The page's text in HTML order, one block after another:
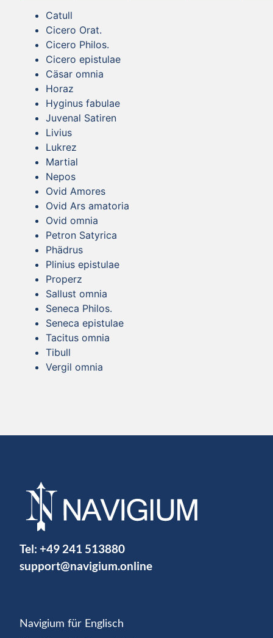
Catull
Cicero Orat.
Cicero Philos.
Cicero epistulae
Cäsar omnia
Horaz
Hyginus fabulae
Juvenal Satiren
Livius
Lukrez
Martial
Nepos
Ovid Amores
Ovid Ars amatoria
Ovid omnia
Petron Satyrica
Phädrus
Plinius epistulae
Properz
Sallust omnia
Seneca Philos.
Seneca epistulae
Tacitus omnia
Tibull
Vergil omnia
Tel: +49 241 513880
support@navigium.online
Navigium für Englisch